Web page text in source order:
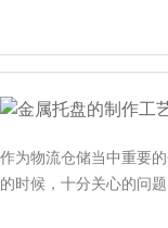
作为物流仓储当中重要的
的时候，十分关心的